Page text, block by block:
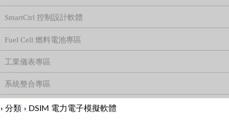
SmartCtrl 控制設計軟體
Fuel Cell 燃料電池專區
工業儀表專區
系統整合專區
Content
分類 DSIM 電力電子模擬軟體